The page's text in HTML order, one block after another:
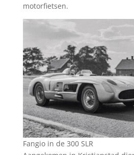
motorfietsen.
Fangio in de 300 SLR